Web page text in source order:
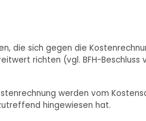
die sich gegen die
richten (vgl. BFH-Beschluss
werden vom
hingewiesen hat.